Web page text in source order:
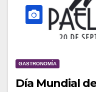
GASTRONOMÍA
Día Mundial